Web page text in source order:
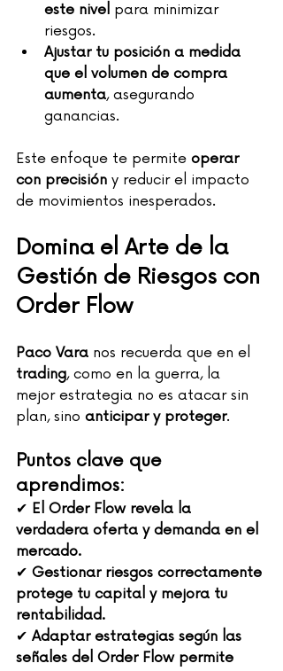
este nivel para minimizar
riesgos.
Ajustar tu posición a medida
que el volumen de compra
aumenta, asegurando
ganancias.
Este enfoque te permite operar
con precisión y reducir el impacto
de movimientos inesperados.
Domina el Arte de la
Gestión de Riesgos con
Order Flow
Paco Vara nos recuerda que en el
trading, como en la guerra, la
mejor estrategia no es atacar sin
plan, sino anticipar y proteger.
Puntos clave que
aprendimos:
✔ El Order Flow revela la
verdadera oferta y demanda en el
mercado.
✔ Gestionar riesgos correctamente
protege tu capital y mejora tu
rentabilidad.
✔ Adaptar estrategias según las
señales del Order Flow permite